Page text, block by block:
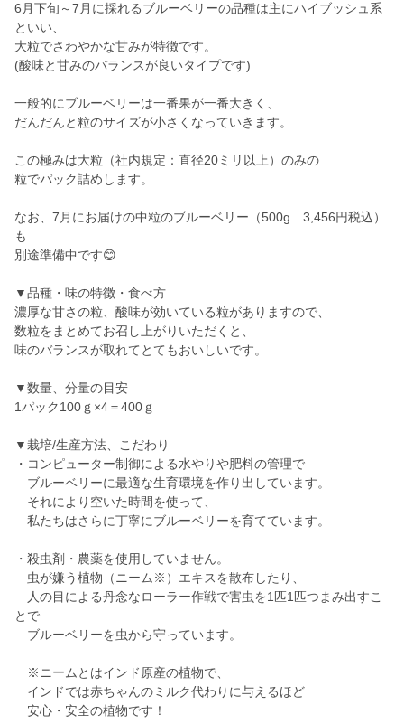
6月下旬～7月に採れるブルーベリーの品種は主にハイブッシュ系
といい、
大粒でさわやかな甘みが特徴です。
(酸味と甘みのバランスが良いタイプです)
一般的にブルーベリーは一番果が一番大きく、
だんだんと粒のサイズが小さくなっていきます。
この極みは大粒（社内規定：直径20ミリ以上）のみの
粒でパック詰めします。
なお、7月にお届けの中粒のブルーベリー（500g 3,456円税込）
も
別途準備中です😊
▼品種・味の特徴・食べ方
濃厚な甘さの粒、酸味が効いている粒がありますので、
数粒をまとめてお召し上がりいただくと、
味のバランスが取れてとてもおいしいです。
▼数量、分量の目安
1パック100ｇ×4＝400ｇ
▼栽培/生産方法、こだわり
・コンピューター制御による水やりや肥料の管理で
ブルーベリーに最適な生育環境を作り出しています。
それにより空いた時間を使って、
私たちはさらに丁寧にブルーベリーを育てています。
・殺虫剤・農薬を使用していません。
虫が嫌う植物（ニーム※）エキスを散布したり、
人の目による丹念なローラー作戦で害虫を1匹1匹つまみ出すこ
とで
ブルーベリーを虫から守っています。
※ニームとはインド原産の植物で、
インドでは赤ちゃんのミルク代わりに与えるほど
安心・安全の植物です！